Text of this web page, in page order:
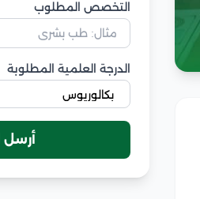
التخصص المطلوب
الدرجة العلمية المطلوبة
أرسل